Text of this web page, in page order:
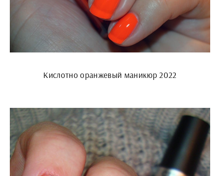
Кислотно оранжевый маникюр 2022